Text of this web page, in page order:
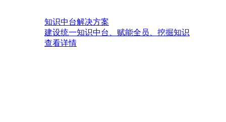
知识中台解决方案
建设统一知识中台、赋能全员、挖掘知识
查看详情